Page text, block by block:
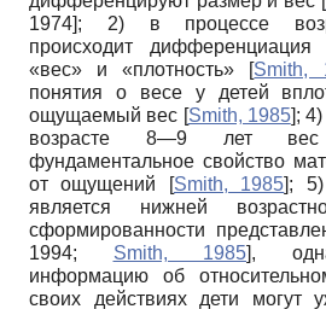
1974]; 2) в процессе
происходит дифференциация
«вес» и «плотность» [Smith,
понятия о весе у детей
ощущаемый вес [Smith, 1985];
возрасте 8—9 лет вес
фундаментальное свойство
от ощущений
[Smith, 1985]; 5)
является нижней
сформированности
1994; Smith, 1985],
информацию об
своих действиях дети могут